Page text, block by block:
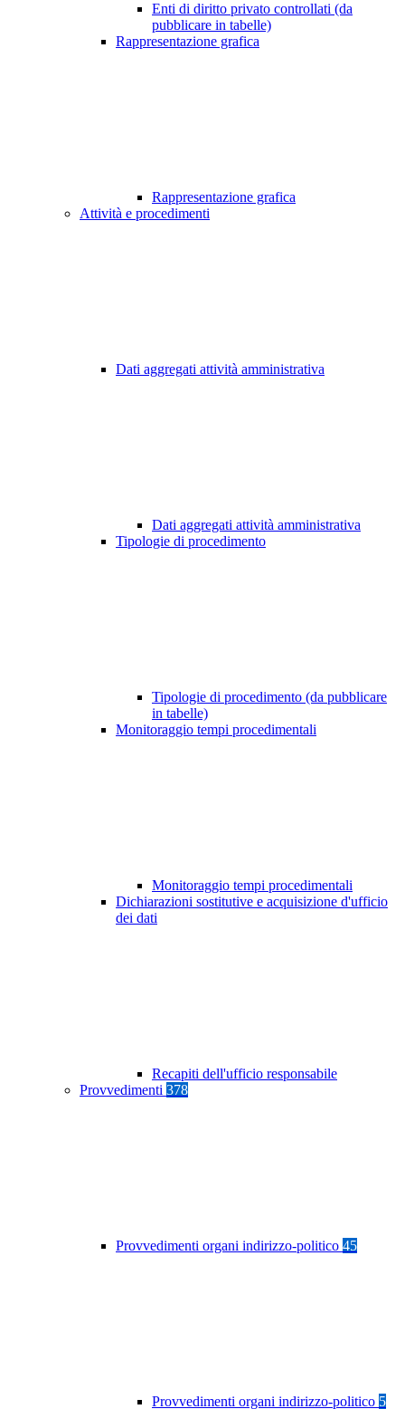
Enti di diritto privato controllati (da
pubblicare in tabelle)
Rappresentazione grafica
Rappresentazione grafica
Attività e procedimenti
Dati aggregati attività amministrativa
Dati aggregati attività amministrativa
Tipologie di procedimento
Tipologie di procedimento (da pubblicare
in tabelle)
Monitoraggio tempi procedimentali
Monitoraggio tempi procedimentali
Dichiarazioni sostitutive e acquisizione d'ufficio
dei dati
Recapiti dell'ufficio responsabile
Provvedimenti 378
Provvedimenti organi indirizzo-politico 45
Provvedimenti organi indirizzo-politico 5